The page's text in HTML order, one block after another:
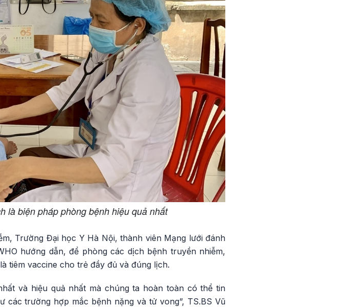
là biện pháp phòng bệnh hiệu quả nhất
Trường Đại học Y Hà Nội, thành viên Mạng lưới đánh
hướng dẫn, để phòng các dịch bệnh truyền nhiễm,
tiêm vaccine cho trẻ đầy đủ và đúng lịch.
và hiệu quả nhất mà chúng ta hoàn toàn có thể tin
trường hợp mắc bệnh nặng và tử vong”, TS.BS Vũ